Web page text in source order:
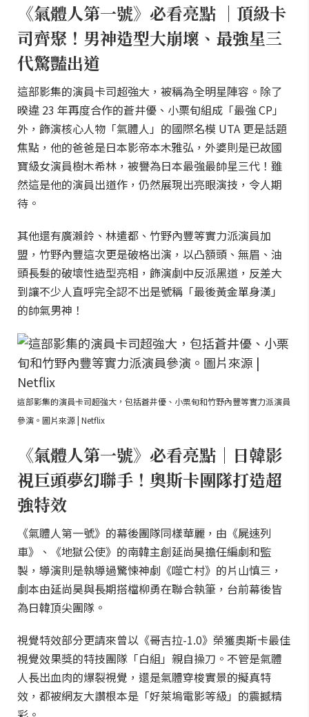
《氣體人第一號》必看亮點 ｜頂級卡
司齊聚！男神造型大崩壞、最強星三
代驚豔出道
這部影集的演員卡司超強大，被稱為全明星陣容。除了
暌違 23 年再度合作的蒼井優、小栗旬組成「最強 CP」
外，飾演核心人物「氣體人」的國際名模 UTA 更是話題
焦點，他的爸爸是日本影帝本木雅弘，外婆則是已故國
寶級女演員樹木希林，被譽為日本最強最帥星三代！雖
然這是他的演員出道作，仍然展現出亮眼演技，令人期
待。
其他還有廣瀨鈴、林遣都、竹野內豐等實力派演員加
盟，竹野內豐這次更是破格出演，以凸額頭、無眉、油
頭長髮的破壞性造型亮相，飾演劇中反派黑道，反差大
到讓不少人直呼完全認不出是號稱「最後黃金單身漢」
的帥氣男神！
這部影集的演員卡司超強大，包括蒼井優、小栗旬和竹野內豐等實力派演員
參演。圖片來源 | Netflix
《氣體人第一號》必看亮點｜日韓影
視巨頭夢幻聯手！奧斯卡團隊打造超
強特效
《氣體人第一號》的幕後團隊同樣華麗，由《屍速列
車》、《地獄公使》的南韓主創延尚昊擔任編劇和監
製，導演則是執導過驚悚神劇《噬亡村》的片山慎三，
劇本由延尚昊與長期搭檔柳勇在聯合執筆，台前幕後皆
為日韓頂尖團隊。
視覺特效部分更請來曾以《哥吉拉-1.0》榮獲奧斯卡最佳
視覺效果獎的特技團隊「白組」親自操刀。不管是氣體
人長出血肉的爆裂視覺，還是氣體穿梭實景的擬真特
效，都被網友大讚根本是「好萊塢電影等級」的震撼精